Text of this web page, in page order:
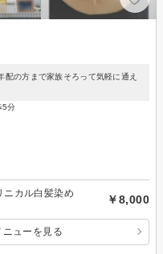
配の方まで家族そろって気軽に通え
5分
ニカル白髪染め
￥8,000
ューを見る